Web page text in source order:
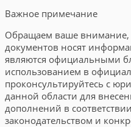
Важное примечание
Обращаем ваше внимание,
документов носят
являются официальными
использованием в
проконсультируйтесь с
данной области для
дополнений в
законодательством и